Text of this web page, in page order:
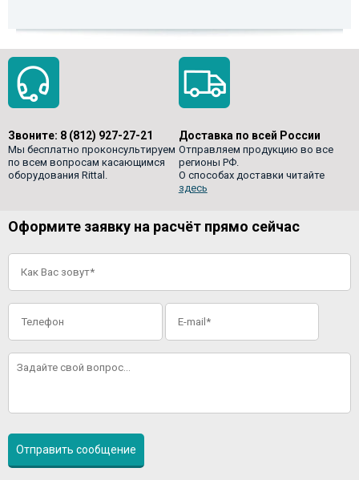
Звоните: 8 (812) 927-27-21
Мы бесплатно проконсультируем
по всем вопросам касающимся
оборудования Rittal.
Доставка по всей России
Отправляем продукцию во все
регионы РФ.
О способах доставки читайте
здесь
Оформите заявку на расчёт прямо сейчас